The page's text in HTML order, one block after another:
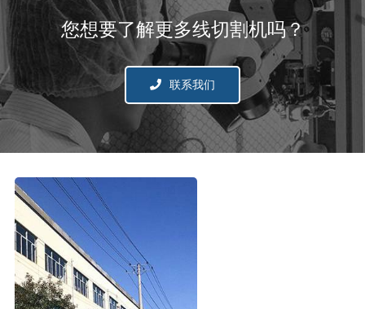
您想要了解更多线切割机吗？
联系我们